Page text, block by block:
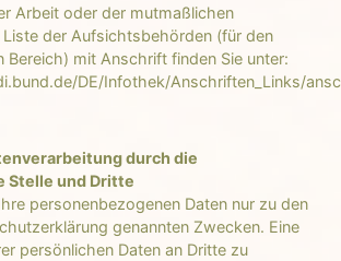
Arbeit oder der mutmaßlichen
Liste der Aufsichtsbehörden (für den
Bereich) mit Anschrift finden Sie unter:
DE/Infothek/Anschriften_Links/
durch die
Stelle und Dritte
personenbezogenen Daten nur zu den
genannten Zwecken. Eine
persönlichen Daten an Dritte zu